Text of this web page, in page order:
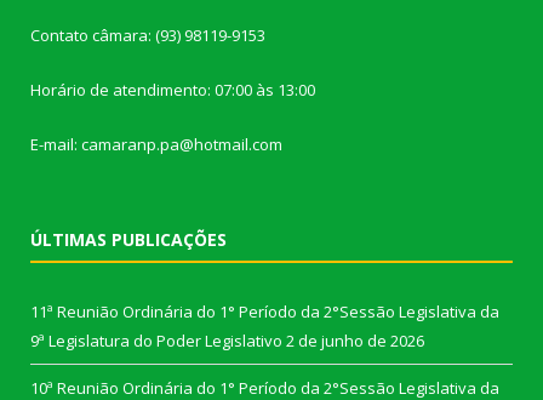
Contato câmara: (93) 98119-9153
Horário de atendimento: 07:00 às 13:00
E-mail: camaranp.pa@hotmail.com
ÚLTIMAS PUBLICAÇÕES
11ª Reunião Ordinária do 1° Período da 2°Sessão Legislativa da
9ª Legislatura do Poder Legislativo 2 de junho de 2026
10ª Reunião Ordinária do 1° Período da 2°Sessão Legislativa da